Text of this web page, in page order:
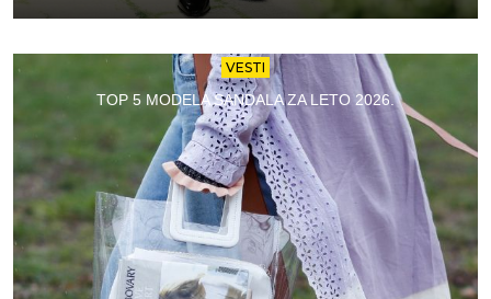
VESTI
TOP 5 MODELA SANDALA ZA LETO 2026.